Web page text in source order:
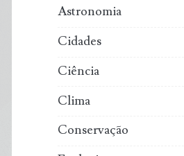
Astronomia
Cidades
Ciência
Clima
Conservação